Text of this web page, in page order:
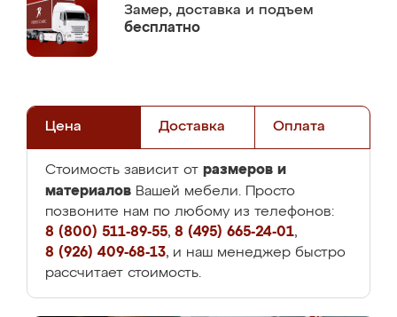
Замер, доставка и подъем
бесплатно
Цена Доставка Оплата
Стоимость зависит от размеров и
материалов Вашей мебели. Просто
позвоните нам по любому из телефонов:
8 (800) 511-89-55, 8 (495) 665-24-01,
8 (926) 409-68-13, и наш менеджер быстро
рассчитает стоимость.